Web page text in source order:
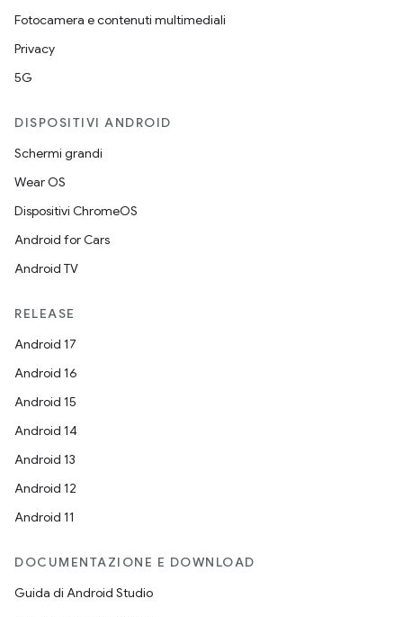
Fotocamera e contenuti multimediali
Privacy
5G
DISPOSITIVI ANDROID
Schermi grandi
Wear OS
Dispositivi ChromeOS
Android for Cars
Android TV
RELEASE
Android 17
Android 16
Android 15
Android 14
Android 13
Android 12
Android 11
DOCUMENTAZIONE E DOWNLOAD
Guida di Android Studio